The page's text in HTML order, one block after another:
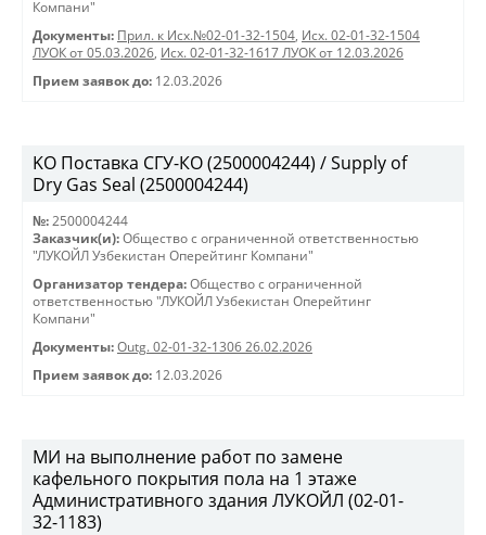
Компани"
Документы: Прил. к Исх.№02-01-32-1504, Исх. 02-01-32-1504
ЛУОК от 05.03.2026, Исх. 02-01-32-1617 ЛУОК от 12.03.2026
Прием заявок до: 12.03.2026
KO Поставка СГУ-КО (2500004244) / Supply of
Dry Gas Seal (2500004244)
№: 2500004244
Заказчик(и): Общество с ограниченной ответственностью
"ЛУКОЙЛ Узбекистан Оперейтинг Компани"
Организатор тендера: Общество с ограниченной
ответственностью "ЛУКОЙЛ Узбекистан Оперейтинг
Компани"
Документы: Outg. 02-01-32-1306 26.02.2026
Прием заявок до: 12.03.2026
МИ на выполнение работ по замене
кафельного покрытия пола на 1 этаже
Административного здания ЛУКОЙЛ (02-01-
32-1183)